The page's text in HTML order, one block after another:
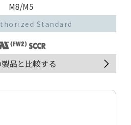
M8/M5
Standard
品と比較する